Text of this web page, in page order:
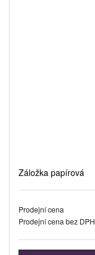
Záložka papírová
Prodejní cena
Prodejní cena bez DPH